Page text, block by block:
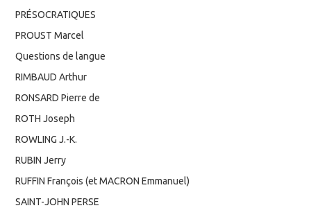
PRÉSOCRATIQUES
PROUST Marcel
Questions de langue
RIMBAUD Arthur
RONSARD Pierre de
ROTH Joseph
ROWLING J.-K.
RUBIN Jerry
RUFFIN François (et MACRON Emmanuel)
SAINT-JOHN PERSE